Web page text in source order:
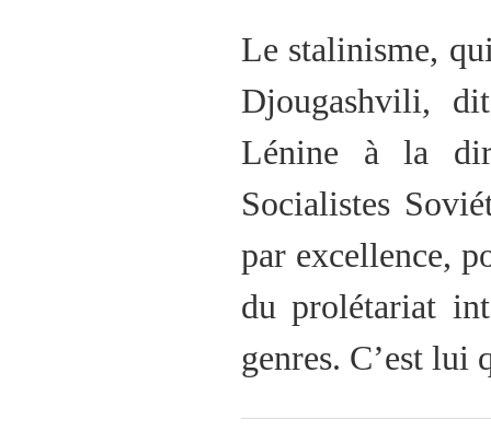
Le stalinisme,
Djougashvili,
Lénine à la
Socialistes
par excellence,
du prolétariat
genres. C’est